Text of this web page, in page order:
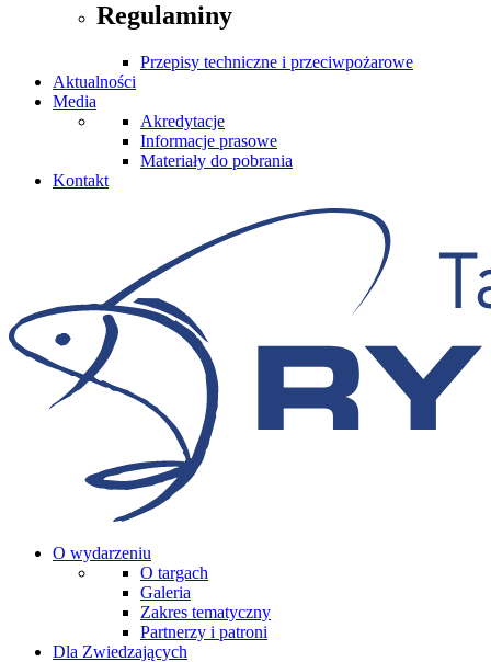
Regulaminy
Przepisy techniczne i przeciwpożarowe
Aktualności
Media
Akredytacje
Informacje prasowe
Materiały do pobrania
Kontakt
O wydarzeniu
O targach
Galeria
Zakres tematyczny
Partnerzy i patroni
Dla Zwiedzających